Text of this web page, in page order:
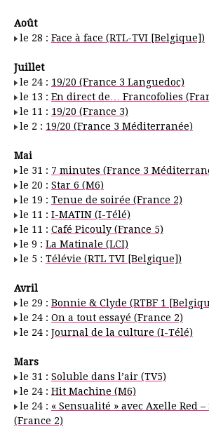
Août
le 28 : Face à face (RTL-TVI [Belgique])
Juillet
le 24 : 19/20 (France 3 Languedoc)
le 13 : En direct de… Francofolies
le 11 : 19/20 (France 3)
le 2 : 19/20 (France 3 Méditerranée)
Mai
le 31 : 7 minutes (France 3
le 20 : Star 6 (M6)
le 19 : Tenue de soirée (France 2)
le 11 : I-MATIN (I-Télé)
le 11 : Café Picouly (France 5)
le 9 : La Matinale (LCI)
le 5 : Télévie (RTL TVI [Belgique])
Avril
le 29 : Bonnie & Clyde (RTBF 1
le 24 : On a tout essayé (France 2)
le 24 : Journal de la culture (I-Télé)
Mars
le 31 : Soluble dans l’air (TV5)
le 24 : Hit Machine (M6)
le 24 : « Sensualité » avec Axelle Red
(France 2)